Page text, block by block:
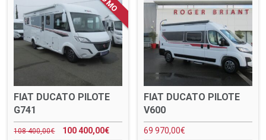
FIAT DUCATO PILOTE
G741
108 400,00€ 100 400,00€
FIAT DUCATO PILOTE
V600
69 970,00€